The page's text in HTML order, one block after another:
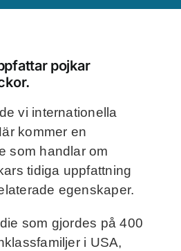
Frågor och svar
pojkar
vi internationella
kommer en
som handlar om
tidiga uppfattning
egenskaper.
som gjordes på 400
i USA,